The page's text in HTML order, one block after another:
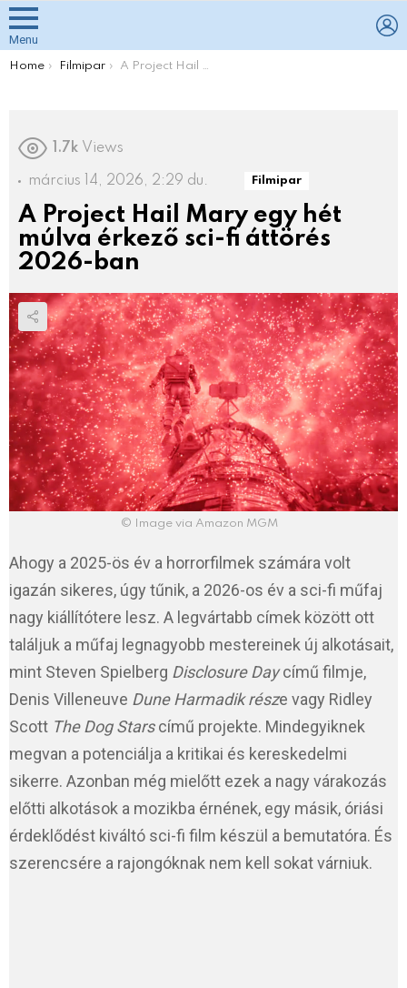
Menu
You are here:
Home Filmipar A Project Hail Mary egy hét múlva érkező sci-fi áttörés 2026-ban
1.7k Views
március 14, 2026, 2:29 du. Filmipar
A Project Hail Mary egy hét
múlva érkező sci-fi áttörés
2026-ban
© Image via Amazon MGM
Ahogy a 2025-ös év a horrorfilmek számára volt
igazán sikeres, úgy tűnik, a 2026-os év a sci-fi műfaj
nagy kiállítótere lesz. A legvártabb címek között ott
találjuk a műfaj legnagyobb mestereinek új alkotásait,
mint Steven Spielberg Disclosure Daycímű filmje,
Denis Villeneuve Dune Harmadik része vagy Ridley
Scott The Dog Starscímű projekte. Mindegyiknek
megvan a potenciálja a kritikai és kereskedelmi
sikerre. Azonban még mielőtt ezek a nagy várakozás
előtti alkotások a mozikba érnének, egy másik, óriási
érdeklődést kiváltó sci-fi film készül a bemutatóra. És
szerencsére a rajongóknak nem kell sokat várniuk.